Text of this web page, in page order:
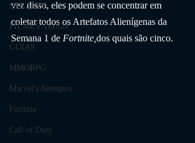
STEALTH
FILMES Thriller
GUIAS
MMORPG
Marvel's Avengers
Fortnite
Call of Duty
vez disso, eles podem se concentrar em
coletar todos os Artefatos Alienígenas da
Semana 1 de Fortnite, dos quais são cinco.